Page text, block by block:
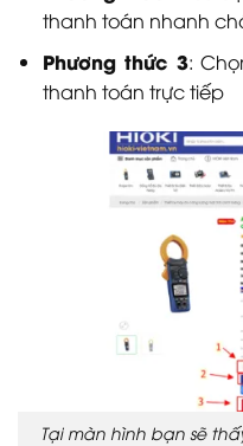
thanh toán nhanh
Phương thức 3:
thanh toán trực tiếp
Tại màn hình bạn sẽ